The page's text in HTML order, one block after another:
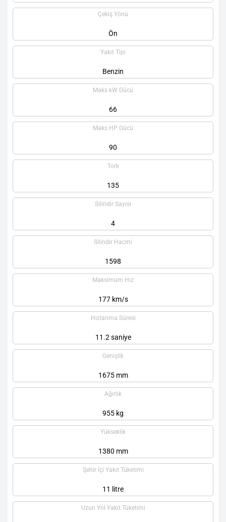
Çekiş Yönü
Ön
Yakıt Tipi
Benzin
Maks kW Gücü
66
Maks HP Gücü
90
Tork
135
Silindir Sayısı
4
Silindir Hacmi
1598
Maksimum Hız
177 km/s
Hızlanma Süresi
11.2 saniye
Genişlik
1675 mm
Ağırlık
955 kg
Yükseklik
1380 mm
Şehir İçi Yakıt Tüketimi
11 litre
Uzun Yol Yakıt Tüketimi